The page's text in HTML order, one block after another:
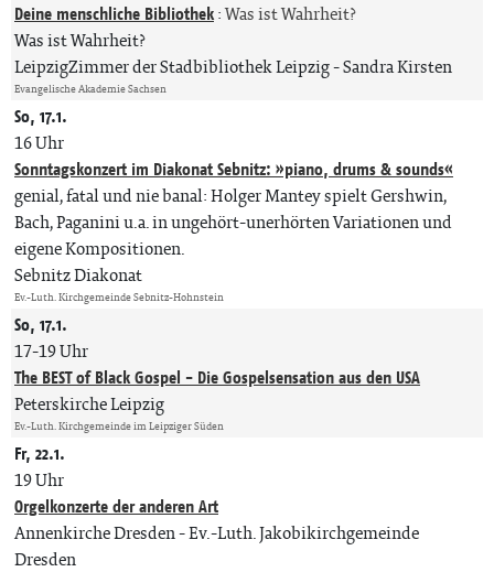
Deine menschliche Bibliothek:Was ist Wahrheit?
Was ist Wahrheit?
LeipzigZimmer der Stadbibliothek Leipzig Sandra Kirsten
Evangelische Akademie Sachsen
So, 17.1.
16 Uhr
Sonntagskonzert im Diakonat Sebnitz: »piano, drums & sounds«
genial, fatal und nie banal: Holger Mantey spielt Gershwin,
Bach, Paganini u.a. in ungehört-unerhörten Variationen und
eigene Kompositionen.
Sebnitz Diakonat
Ev.-Luth. Kirchgemeinde Sebnitz-Hohnstein
So, 17.1.
17-19 Uhr
The BEST of Black Gospel - Die Gospelsensation aus den USA
Peterskirche Leipzig
Ev.-Luth. Kirchgemeinde im Leipziger Süden
Fr, 22.1.
19 Uhr
Orgelkonzerte der anderen Art
Annenkirche Dresden Ev.-Luth. Jakobikirchgemeinde
Dresden